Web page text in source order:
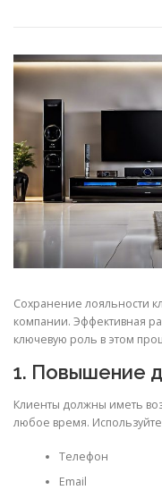
СТАТЬИ
Сохранение лояльности
компании. Эффективная
ключевую роль в этом
1. Повышение
Клиенты должны иметь
любое время.
Телефон
Email